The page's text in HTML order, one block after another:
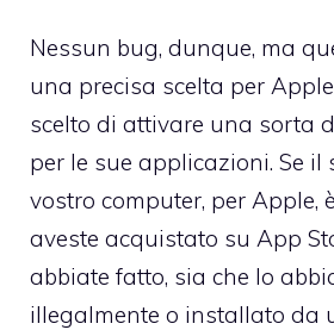
Nessun bug, dunque, ma
una precisa scelta per
scelto di attivare una sorta
per le sue applicazioni. Se il
vostro computer, per Apple,
aveste acquistato su App
abbiate fatto, sia che lo
illegalmente o installato da